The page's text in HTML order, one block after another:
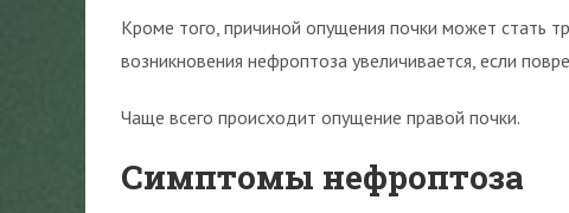
Кроме того, причиной опущения почки может стать
возникновения нефроптоза увеличивается, если
Чаще всего происходит опущение правой почки.
Симптомы нефроптоза